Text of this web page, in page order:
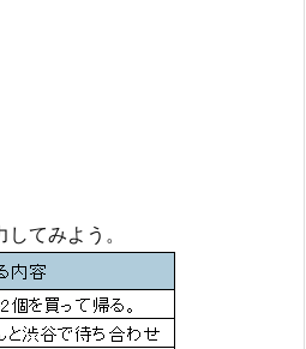
てみよう。